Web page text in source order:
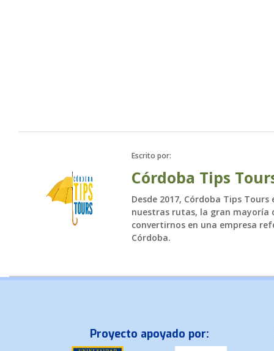
Escrito por:
Córdoba Tips
Desde 2017, Córdoba Tips
nuestras rutas, la gran mayoría
convertirnos en una empresa
Córdoba.
Proyecto apoyado por: